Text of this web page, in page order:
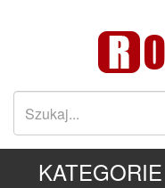
KATEGORIE